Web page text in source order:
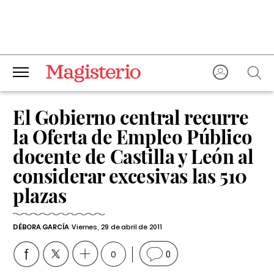
El Gobierno central recurre
la Oferta de Empleo Público
docente de Castilla y León al
considerar excesivas las 510
plazas
DÉBORA GARCÍA Viernes, 29 de abril de 2011
0 0